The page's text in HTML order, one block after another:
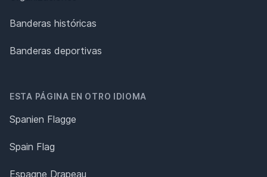
Banderas históricas
Banderas deportivas
ESTA PÁGINA EN OTRO IDIOMA
Spanien Flagge
Spain Flag
Espagne Drapeau